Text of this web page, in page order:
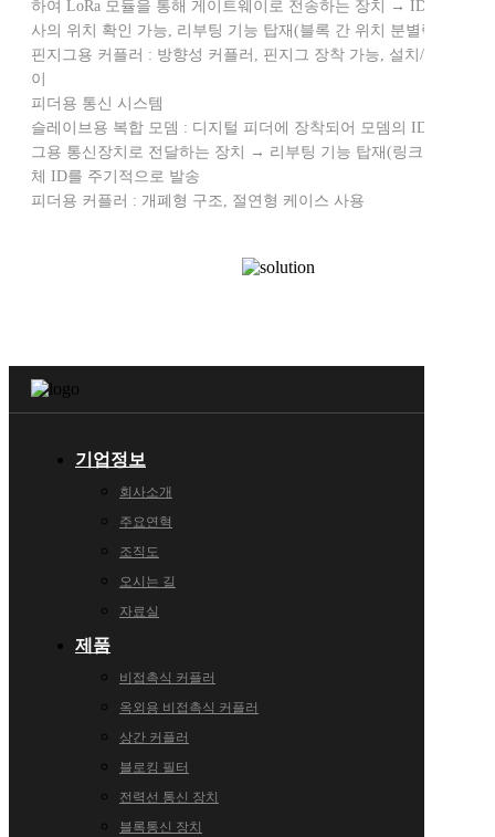
하여 LoRa 모듈을 통해 게이트웨이로 전송하는 장치 → ID로 해당
사의 위치 확인 가능, 리부팅 기능 탑재(블록 간 위치 분별력 향상)
핀지그용 커플러 : 방향성 커플러, 핀지그 장착 가능, 설치/유지 보수
이
피더용 통신 시스템
슬레이브용 복합 모뎀 : 디지털 피더에 장착되어 모뎀의 ID 정보를
그용 통신장치로 전달하는 장치 → 리부팅 기능 탑재(링크 속도 향
체 ID를 주기적으로 발송
피더용 커플러 : 개폐형 구조, 절연형 케이스 사용
기업정보
회사소개
주요연혁
조직도
오시는 길
자료실
제품
비접촉식 커플러
옥외용 비접촉식 커플러
상간 커플러
블로킹 필터
전력선 통신 장치
블록통신 장치